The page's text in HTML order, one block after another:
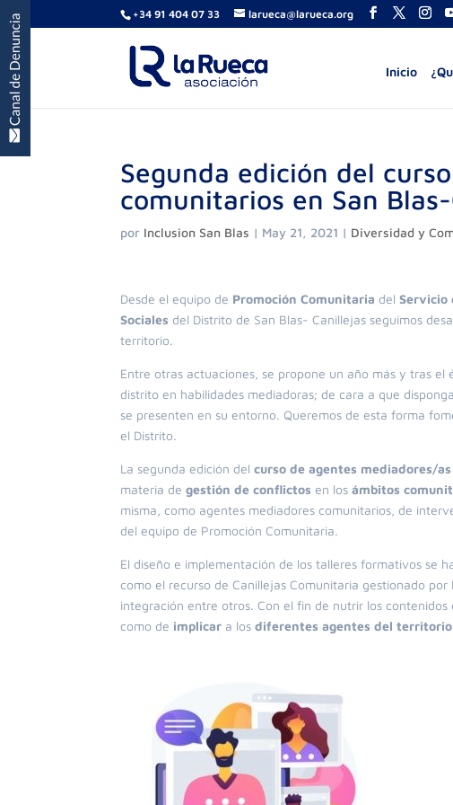
+34 91 404 07 33 larueca@larueca.org
Inicio
Segunda edición del
comunitarios en San
por Inclusion San Blas | May 21, 2021 | Diversidad y
Desde el equipo de Promoción Comunitaria delServicio
Socialesdel Distrito de San Blas- Canillejas seguimos
territorio.
Entre otras actuaciones, se propone un año más y tras
distrito en habilidades mediadoras; de cara a que
se presenten en su entorno. Queremos de esta forma
el Distrito.
La segunda edición delcurso de agentes mediadores/
materia degestión de conflictos en losámbitos
misma, como agentes mediadores comunitarios, de
del equipo de Promoción Comunitaria.
El diseño e implementación de los talleres formativos se
como el recurso de Canillejas Comunitaria gestionado por
integración entre otros. Con el fin de nutrir los
como de implicar a losdiferentes agentes del territorio